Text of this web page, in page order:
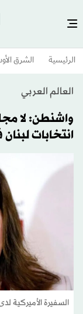
الرئيسية الشرق
العالم العربي
واشنطن: لا
انتخابات
السفيرة الأميركية